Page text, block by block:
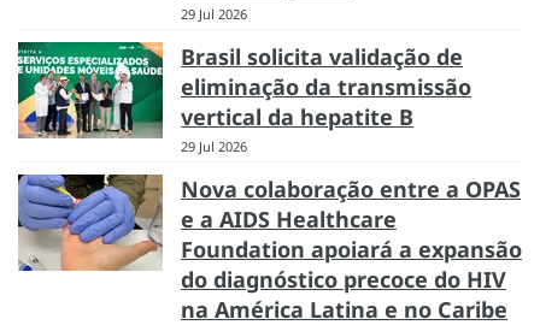
29 Jul 2026
Brasil solicita validação de
eliminação da transmissão
vertical da hepatite B
29 Jul 2026
Nova colaboração entre a OPAS
e a AIDS Healthcare
Foundation apoiará a expansão
do diagnóstico precoce do HIV
na América Latina e no Caribe